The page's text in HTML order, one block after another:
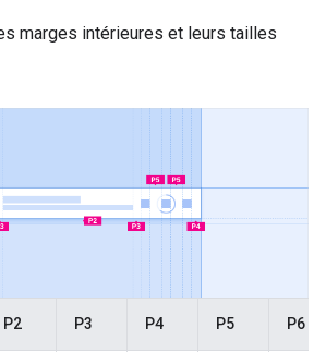
marges intérieures et leurs tailles
P2 P3 P4 P5 P6